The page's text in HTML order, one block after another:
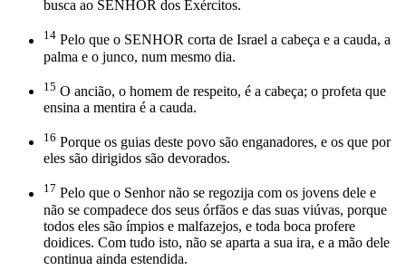
busca ao SENHOR dos Exércitos.
14 Pelo que o SENHOR corta de Israel a cabeça e a cauda, a
palma e o junco, num mesmo dia.
15 O ancião, o homem de respeito, é a cabeça; o profeta que
ensina a mentira é a cauda.
16 Porque os guias deste povo são enganadores, e os que por
eles são dirigidos são devorados.
17 Pelo que o Senhor não se regozija com os jovens dele e
não se compadece dos seus órfãos e das suas viúvas, porque
todos eles são ímpios e malfazejos, e toda boca profere
doidices. Com tudo isto, não se aparta a sua ira, e a mão dele
continua ainda estendida.